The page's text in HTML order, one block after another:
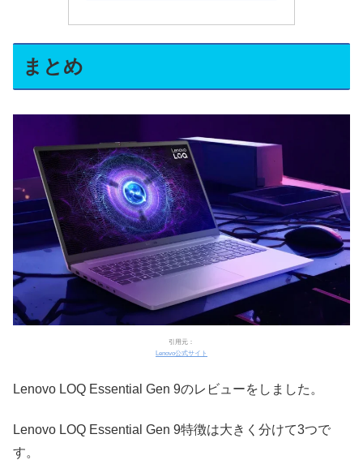
まとめ
引用元：
Lenovo公式サイト
Lenovo LOQ Essential Gen 9のレビューをしました。
Lenovo LOQ Essential Gen 9特徴は大きく分けて3つで
す。